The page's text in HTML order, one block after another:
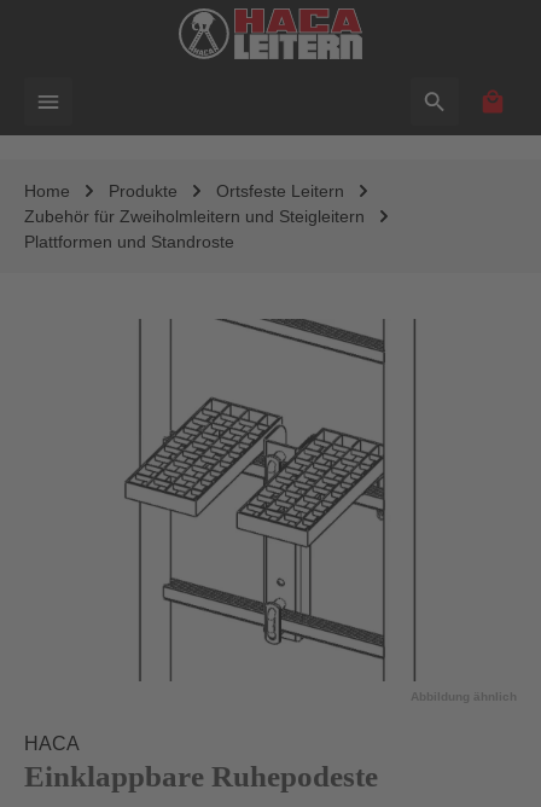
Home Produkte
Ortsfeste Leitern
Zubehör für Zweiholmleitern und Steigleitern
Plattformen und Standroste
Bildergalerie überspringen
Abbildung ähnlich
HACA
Einklappbare Ruhepodeste